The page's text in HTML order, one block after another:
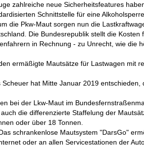
zahlreiche neue Sicherheitsfeatures
Schnittstelle für eine
die Pkw-Maut sorgen nun die
Die Bundesrepublik stellt die Kosten
in Rechnung - zu Unrecht, wie die
ermäßigte Mautsätze für Lastwagen mit
hat Mitte Januar 2019 entschieden,
bei der Lkw-Maut im
die differenzierte Staffelung der
oder über 18 Tonnen.
schrankenlose Mautsystem "DarsGo"
oder an allen Servicestationen der